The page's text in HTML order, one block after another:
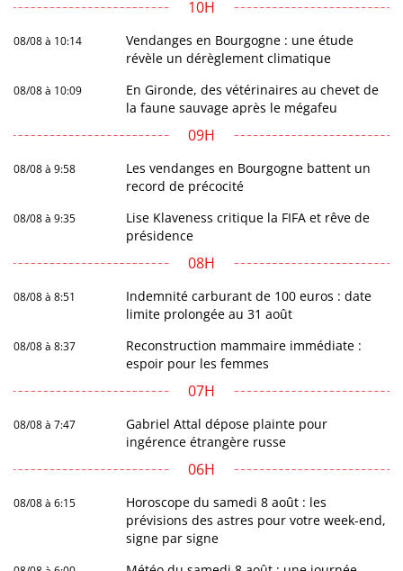
10H
08/08 à 10:14
Vendanges en Bourgogne : une étude
révèle un dérèglement climatique
08/08 à 10:09
En Gironde, des vétérinaires au chevet de
la faune sauvage après le mégafeu
09H
08/08 à 9:58
Les vendanges en Bourgogne battent un
record de précocité
08/08 à 9:35
Lise Klaveness critique la FIFA et rêve de
présidence
08H
08/08 à 8:51
Indemnité carburant de 100 euros : date
limite prolongée au 31 août
08/08 à 8:37
Reconstruction mammaire immédiate :
espoir pour les femmes
07H
08/08 à 7:47
Gabriel Attal dépose plainte pour
ingérence étrangère russe
06H
08/08 à 6:15
Horoscope du samedi 8 août : les
prévisions des astres pour votre week-end,
signe par signe